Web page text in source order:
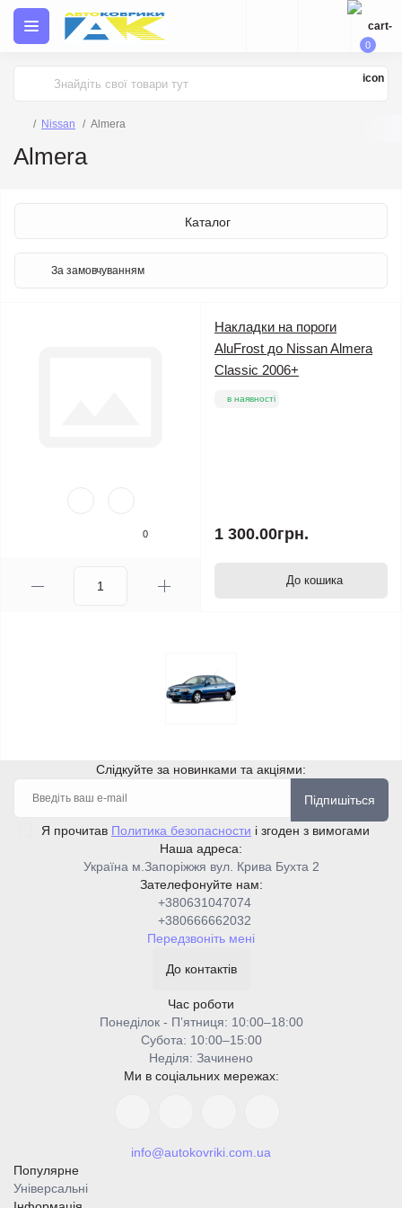
0
Nissan Almera
Almera
Каталог
0
Накладки на пороги
AluFrost до Nissan Almera
Classic 2006+
в наявності
1 300.00грн.
До кошика
Слідкуйте за новинками та акціями:
Підпишіться
Я прочитав Политика безопасности і згоден з вимогами
Наша адреса:
Україна м.Запоріжжя вул. Крива Бухта 2
Зателефонуйте нам:
+380631047074
+380666662032
Передзвоніть мені
До контактів
Час роботи
Понеділок - Пʼятниця: 10:00–18:00
Cубота: 10:00–15:00
Неділя: Зачинено
Ми в соціальних мережах:
info@autokovriki.com.ua
Популярне
Універсальні